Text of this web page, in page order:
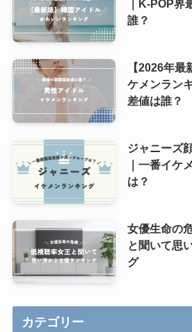
｜K-POP界
誰？
【2026年
ケメンラン
差値は誰？
ジャニーズ
｜一番イケ
は？
女優生命の
と聞いて思
グ
カテゴリー